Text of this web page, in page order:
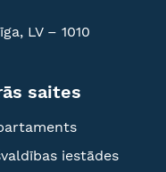
LV – 1010
saites
iestādes